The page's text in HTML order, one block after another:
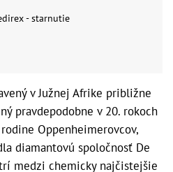
- starnutie
v Južnej Afrike približne
pravdepodobne v 20. rokoch
Oppenheimerovcov,
diamantovú spoločnosť De
medzi chemicky najčistejšie